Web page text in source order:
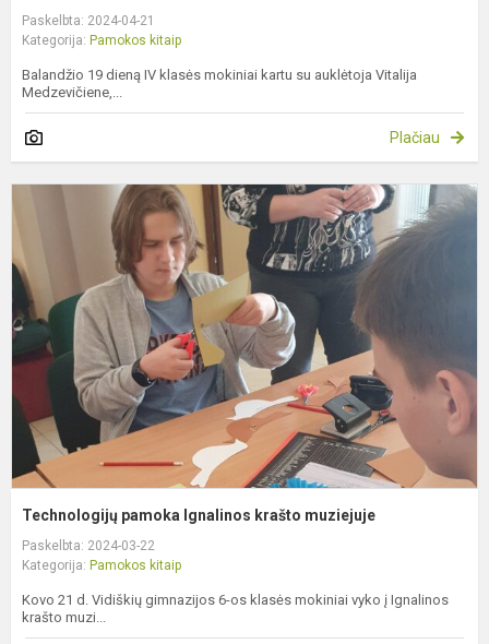
Paskelbta: 2024-04-21
Kategorija: Pamokos kitaip
Balandžio 19 dieną IV klasės mokiniai kartu su auklėtoja Vitalija
Medzevičiene,...
Plačiau
Technologijų pamoka Ignalinos krašto muziejuje
Paskelbta: 2024-03-22
Kategorija: Pamokos kitaip
Kovo 21 d. Vidiškių gimnazijos 6-os klasės mokiniai vyko į Ignalinos
krašto muzi...